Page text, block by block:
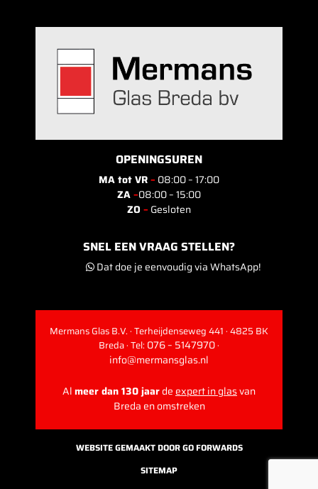
OPENINGSUREN
MA tot VR– 08:00 – 17:00
ZA–08:00 – 15:00
ZO – Gesloten
SNEL EEN VRAAG STELLEN?
Dat doe je eenvoudig via WhatsApp!
Mermans Glas B.V. · Terheijdenseweg 441 · 4825 BK
Breda · Tel: 076 – 5147970·
info@mermansglas.nl
Almeer dan 130 jaarde expert in glasvan
Breda en omstreken
WEBSITE GEMAAKT DOOR GO FORWARDS
SITEMAP